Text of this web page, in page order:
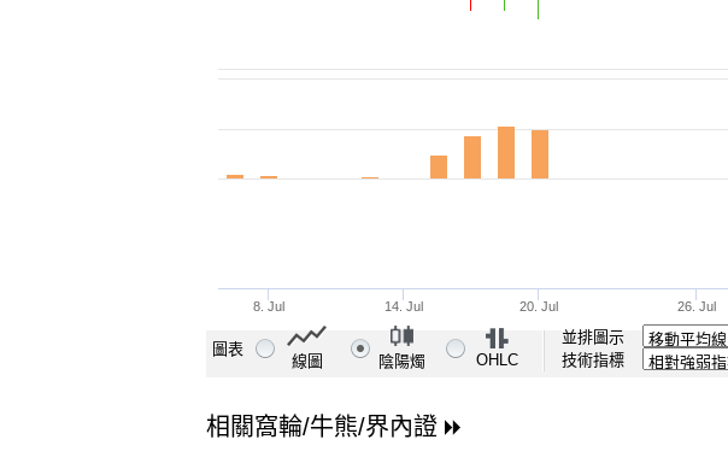
圖表
線圖 陰陽燭 OHLC
並排圖示
技術指標
相關窩輪/牛熊/界內證